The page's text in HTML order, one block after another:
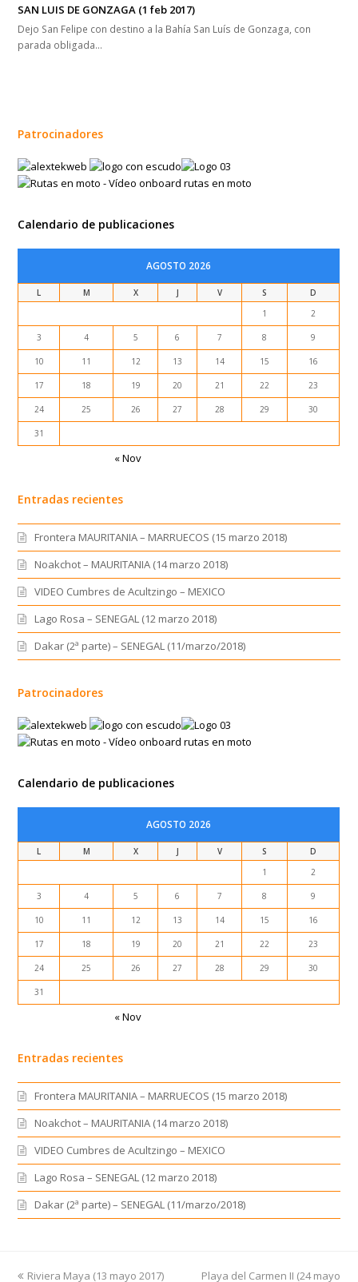
SAN LUIS DE GONZAGA (1 feb 2017)
Dejo San Felipe con destino a la Bahía San Luís de Gonzaga, con
parada obligada…
Patrocinadores
Calendario de publicaciones
AGOSTO 2026
L M X J V S
D
1
2
3 4 5 6 7 8 9
10 11 12 13 14 15 16
17 18 19 20 21 22 23
24 25 26 27 28 29 30
31
« Nov
Entradas recientes
Frontera MAURITANIA – MARRUECOS (15 marzo 2018)
Noakchot – MAURITANIA (14 marzo 2018)
VIDEO Cumbres de Acultzingo – MEXICO
Lago Rosa – SENEGAL (12 marzo 2018)
Dakar (2ª parte) – SENEGAL (11/marzo/2018)
Patrocinadores
Calendario de publicaciones
AGOSTO 2026
L M X J V S
D
1
2
3 4 5 6 7 8 9
10 11 12 13 14 15 16
17 18 19 20 21 22 23
24 25 26 27 28 29 30
31
« Nov
Entradas recientes
Frontera MAURITANIA – MARRUECOS (15 marzo 2018)
Noakchot – MAURITANIA (14 marzo 2018)
VIDEO Cumbres de Acultzingo – MEXICO
Lago Rosa – SENEGAL (12 marzo 2018)
Dakar (2ª parte) – SENEGAL (11/marzo/2018)
previous
Riviera Maya (13 mayo 2017) next
Playa del Carmen II (24 mayo